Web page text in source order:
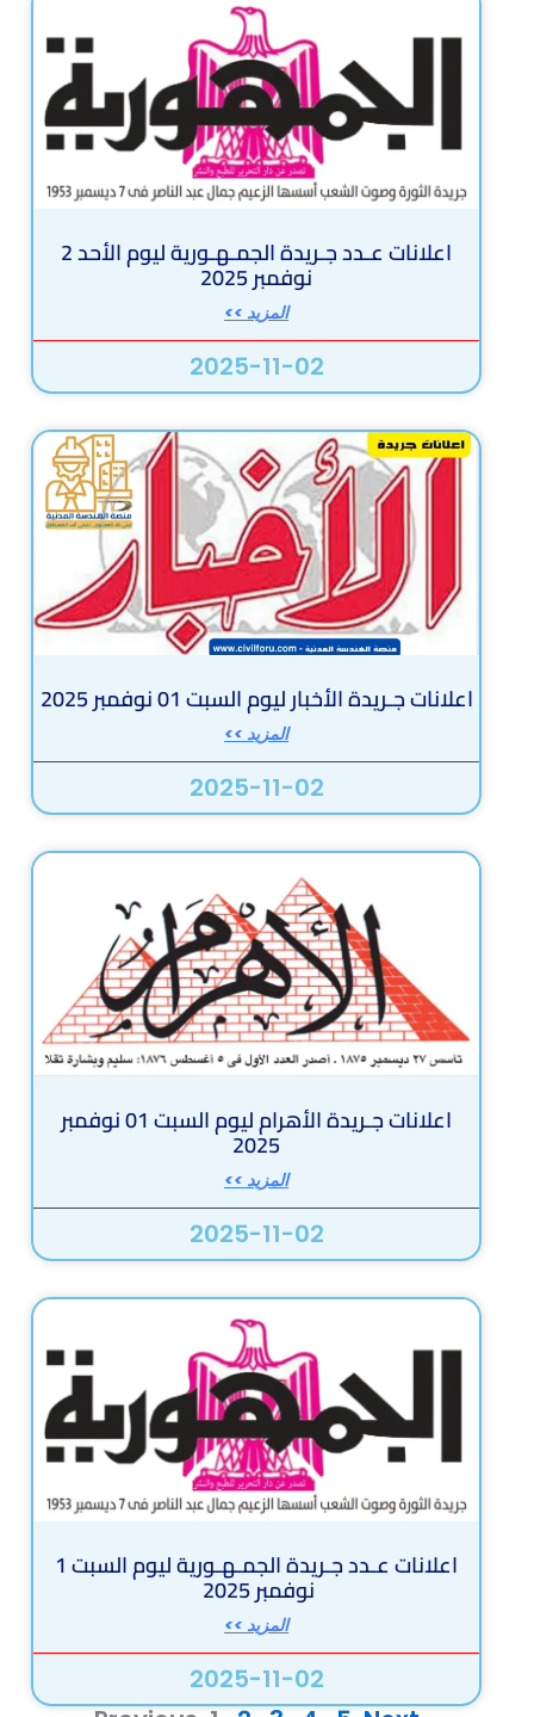
اعلانات عـدد جـريدة الجمـهـورية ليوم الأحد 2
نوفمبر 2025
المزيد >>
2025-11-02
اعلانات جـريدة الأخبار ليوم السبت 01 نوفمبر 2025
المزيد >>
2025-11-02
اعلانات جـريدة الأهرام ليوم السبت 01 نوفمبر
2025
المزيد >>
2025-11-02
اعلانات عـدد جـريدة الجمـهـورية ليوم السبت 1
نوفمبر 2025
المزيد >>
2025-11-02